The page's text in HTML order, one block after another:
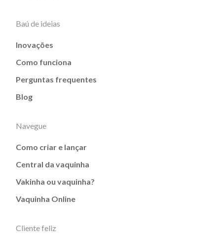
Baú de ideias
Inovações
Como funciona
Perguntas frequentes
Blog
Navegue
Como criar e lançar
Central da vaquinha
Vakinha ou vaquinha?
Vaquinha Online
Cliente feliz